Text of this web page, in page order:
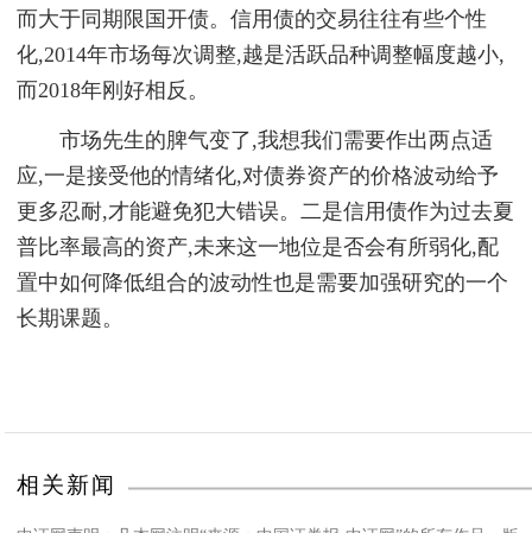
而大于同期限国开债。信用债的交易往往有些个性
化,2014年市场每次调整,越是活跃品种调整幅度越小,
而2018年刚好相反。
市场先生的脾气变了,我想我们需要作出两点适
应,一是接受他的情绪化,对债券资产的价格波动给予
更多忍耐,才能避免犯大错误。二是信用债作为过去夏
普比率最高的资产,未来这一地位是否会有所弱化,配
置中如何降低组合的波动性也是需要加强研究的一个
长期课题。
相关新闻